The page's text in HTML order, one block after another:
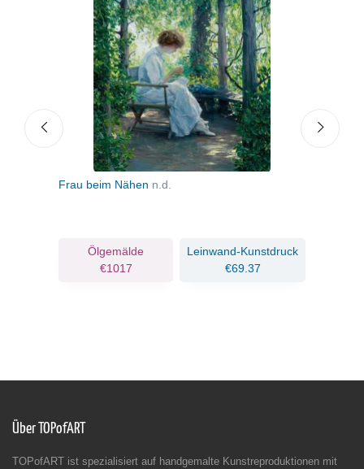
Frau beim Nähen n.d.
Ölgemälde
€1017
Leinwand-Kunstdruck
€69.37
Über TOPofART
TOPofART ist spezialisiert auf handgemalte Kunstreproduktionen mit